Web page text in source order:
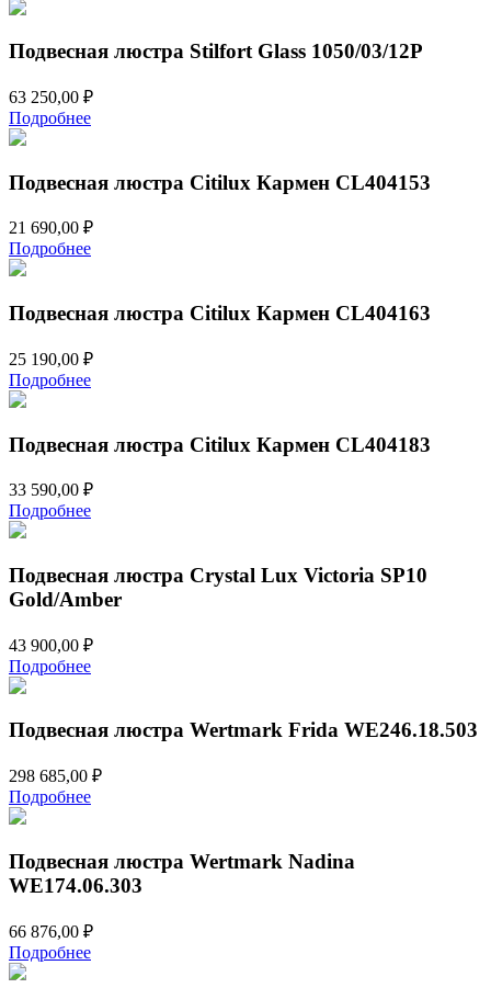
Подвесная люстра Stilfort Glass 1050/03/12P
63 250,00 ₽
Подробнее
Подвесная люстра Citilux Кармен CL404153
21 690,00 ₽
Подробнее
Подвесная люстра Citilux Кармен CL404163
25 190,00 ₽
Подробнее
Подвесная люстра Citilux Кармен CL404183
33 590,00 ₽
Подробнее
Подвесная люстра Crystal Lux Victoria SP10
Gold/Amber
43 900,00 ₽
Подробнее
Подвесная люстра Wertmark Frida WE246.18.503
298 685,00 ₽
Подробнее
Подвесная люстра Wertmark Nadina
WE174.06.303
66 876,00 ₽
Подробнее